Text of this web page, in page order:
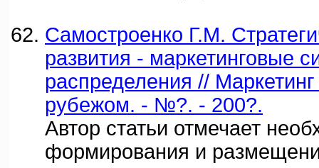
Самостроенко Г.М.
развития - маркетинговые
распределения //
рубежом. - №?. - 200?.
Автор статьи отмечает
формирования и